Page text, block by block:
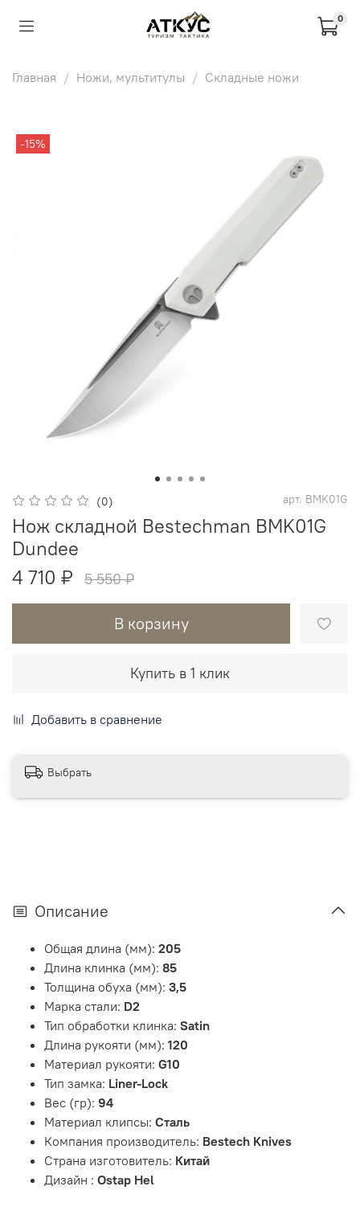
0
Главная Ножи, мультитулы Складные ножи
-15%
(0) арт. BMK01G
Нож складной Bestechman BMK01G
Dundee
4 710 ₽
5 550 ₽
В корзину
Купить в 1 клик
Добавить в сравнение
Выбрать
Описание
Общая длина (мм): 205
Длина клинка (мм): 85
Толщина обуха (мм): 3,5
Марка стали: D2
Тип обработки клинка: Satin
Длина рукояти (мм): 120
Материал рукояти: G10
Тип замка: Liner-Lock
Вес (гр): 94
Материал клипсы: Сталь
Компания производитель: Bestech Knives
Страна изготовитель: Китай
Дизайн : Ostap Hel